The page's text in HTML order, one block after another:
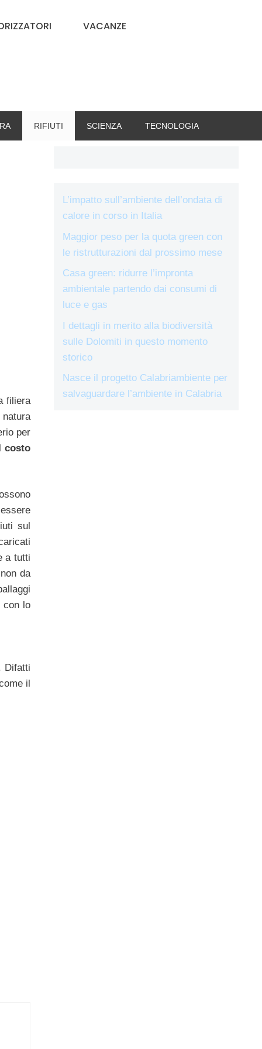
VACANZE
RIFIUTI SCIENZA TECNOLOGIA
filiera
per
costo
sul
a tutti
da
con lo
Difatti
il
L’impatto sull’ambiente dell’ondata di
calore in corso in Italia
Maggior peso per la quota green con
le ristrutturazioni dal prossimo mese
Casa green: ridurre l’impronta
ambientale partendo dai consumi di
luce e gas
I dettagli in merito alla biodiversità
sulle Dolomiti in questo momento
storico
Nasce il progetto Calabriambiente per
salvaguardare l’ambiente in Calabria